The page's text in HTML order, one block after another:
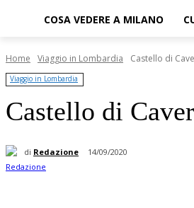
COSA VEDERE A MILANO
Home Viaggio in Lombardia Castello di
Viaggio in Lombardia
Castello di
di Redazione 14/09/2020